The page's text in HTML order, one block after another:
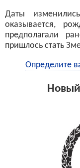
Даты
оказывается,
предполагали
пришлось стать
Определите